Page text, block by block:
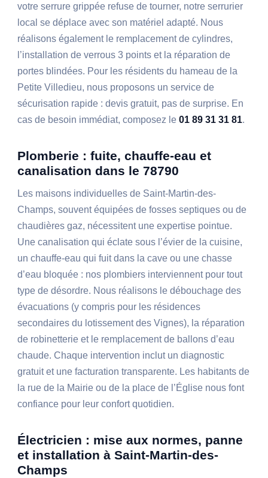
votre serrure grippée refuse de tourner, notre serrurier
local se déplace avec son matériel adapté. Nous
réalisons également le remplacement de cylindres,
l’installation de verrous 3 points et la réparation de
portes blindées. Pour les résidents du hameau de la
Petite Villedieu, nous proposons un service de
sécurisation rapide : devis gratuit, pas de surprise. En
cas de besoin immédiat, composez le01 89 31 31 81.
Plomberie : fuite, chauffe-eau et
canalisation dans le 78790
Les maisons individuelles de Saint-Martin-des-
Champs, souvent équipées de fosses septiques ou de
chaudières gaz, nécessitent une expertise pointue.
Une canalisation qui éclate sous l’évier de la cuisine,
un chauffe-eau qui fuit dans la cave ou une chasse
d’eau bloquée : nos plombiers interviennent pour tout
type de désordre. Nous réalisons le débouchage des
évacuations (y compris pour les résidences
secondaires du lotissement des Vignes), la réparation
de robinetterie et le remplacement de ballons d’eau
chaude. Chaque intervention inclut un diagnostic
gratuit et une facturation transparente. Les habitants de
la rue de la Mairie ou de la place de l’Église nous font
confiance pour leur confort quotidien.
Électricien : mise aux normes, panne
et installation à Saint-Martin-des-
Champs